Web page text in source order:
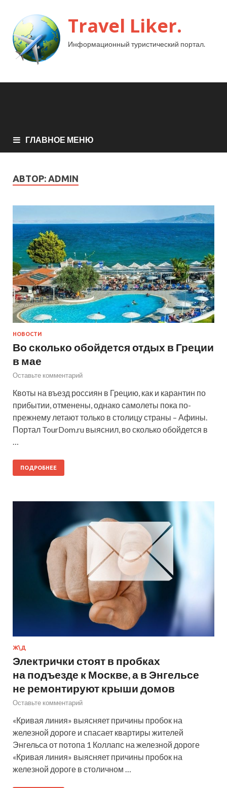
Travel Liker.
Информационный туристический портал.
ГЛАВНОЕ МЕНЮ
АВТОР: ADMIN
НОВОСТИ
Во сколько обойдется отдых в Греции
в мае
Оставьте комментарий
Квоты на въезд россиян в Грецию, как и карантин по
прибытии, отменены, однако самолеты пока по-
прежнему летают только в столицу страны – Афины.
Портал TourDom.ru выяснил, во сколько обойдется в
…
ПОДРОБНЕЕ
Ж\Д
Электрички стоят в пробках
на подъезде к Москве, а в Энгельсе
не ремонтируют крыши домов
Оставьте комментарий
«Кривая линия» выясняет причины пробок на
железной дороге и спасает квартиры жителей
Энгельса от потопа 1 Коллапс на железной дороге
«Кривая линия» выясняет причины пробок на
железной дороге в столичном …